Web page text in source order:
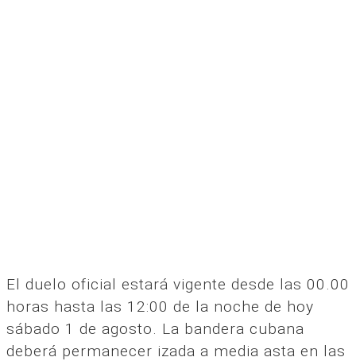
El duelo oficial estará vigente desde las 00.00
horas hasta las 12:00 de la noche de hoy
sábado 1 de agosto. La bandera cubana
deberá permanecer izada a media asta en las